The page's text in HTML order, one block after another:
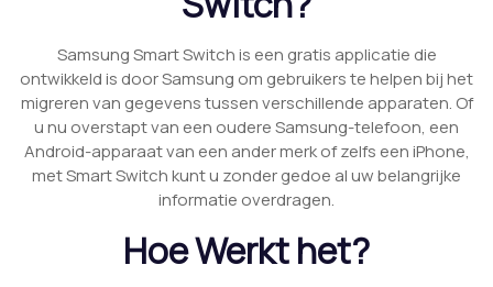
Samsung Smart Switch is een gratis applicatie die
ontwikkeld is door Samsung om gebruikers te helpen bij het
migreren van gegevens tussen verschillende apparaten. Of
u nu overstapt van een oudere Samsung-telefoon, een
Android-apparaat van een ander merk of zelfs een iPhone,
met Smart Switch kunt u zonder gedoe al uw belangrijke
informatie overdragen.
Hoe Werkt het?